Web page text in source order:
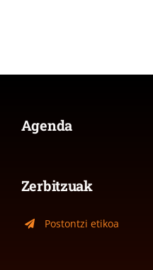
Agenda
Zerbitzuak
Postontzi etikoa